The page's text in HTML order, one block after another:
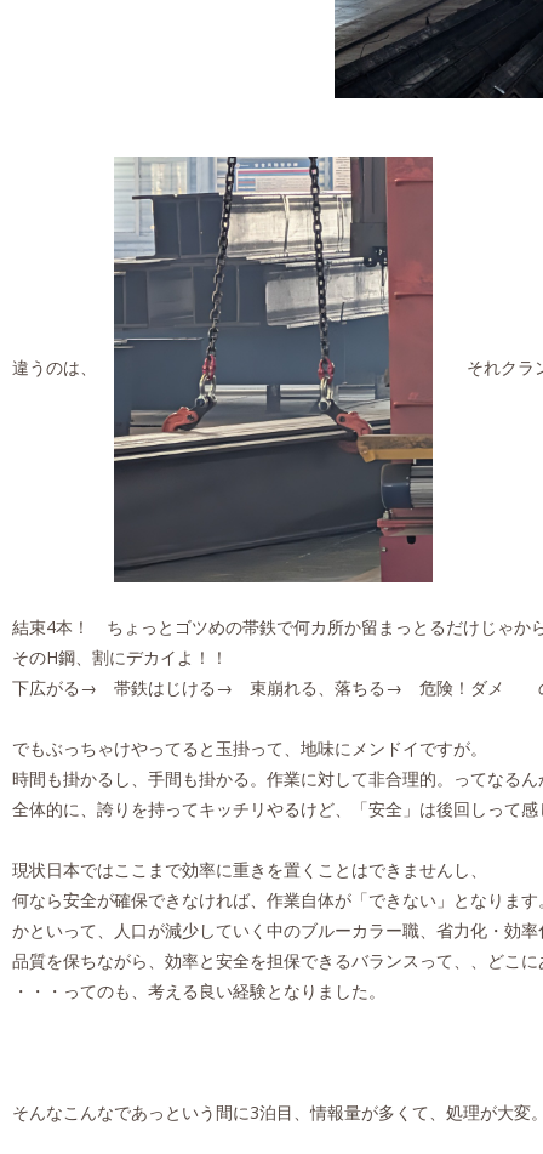
違うのは、 それクラン
結束4本！ ちょっとゴツめの帯鉄で何カ所か留まっとるだけじゃか
そのH鋼、割にデカイよ！！
下広がる→ 帯鉄はじける→ 束崩れる、落ちる→ 危険！ダメ
でもぶっちゃけやってると玉掛って、地味にメンドイですが。
時間も掛かるし、手間も掛かる。作業に対して非合理的。ってなるん
全体的に、誇りを持ってキッチリやるけど、「安全」は後回しって
現状日本ではここまで効率に重きを置くことはできませんし、
何なら安全が確保できなければ、作業自体が「できない」となります
かといって、人口が減少していく中のブルーカラー職、省力化・効
品質を保ちながら、効率と安全を担保できるバランスって、、どこ
・・・ってのも、考える良い経験となりました。
そんなこんなであっという間に3泊目、情報量が多くて、処理が大変